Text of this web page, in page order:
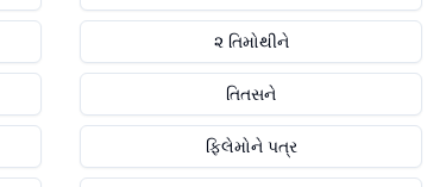
૨ તિમોથીને
તિતસને
ફિલેમોને પત્ર